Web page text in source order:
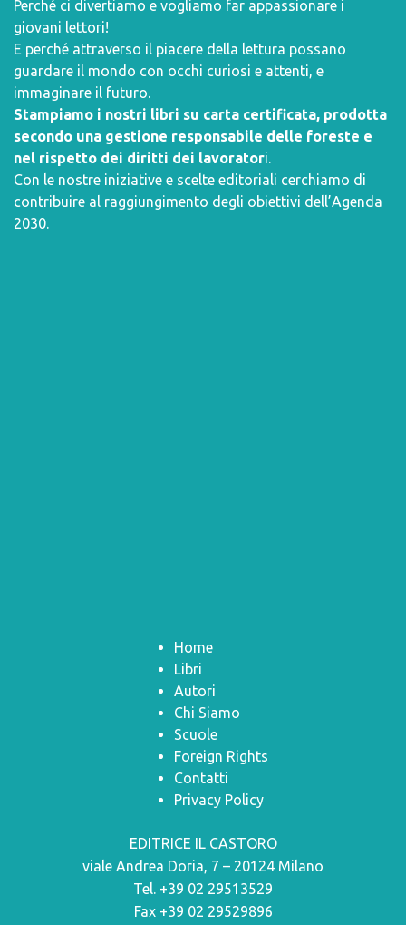
Perché ci divertiamo e vogliamo far appassionare i
giovani lettori!
E perché attraverso il piacere della lettura possano
guardare il mondo con occhi curiosi e attenti, e
immaginare il futuro.
Stampiamo i nostri libri su carta certificata, prodotta
secondo una gestione responsabile delle foreste e
nel rispetto dei diritti dei lavoratori.
Con le nostre iniziative e scelte editoriali cerchiamo di
contribuire al raggiungimento degli obiettivi dell’Agenda
2030
Home
Libri
Autori
Chi Siamo
Scuole
Foreign Rights
Contatti
Privacy Policy
EDITRICE IL CASTORO
viale Andrea Doria, 7 – 20124 Milano
Tel. +39 02 29513529
Fax +39 02 29529896